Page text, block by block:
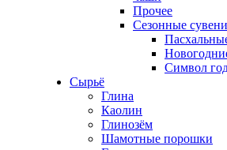
Прочее
Сезонные
Символ
Сырьё
Глина
Каолин
Глинозём
Шамотные порошки